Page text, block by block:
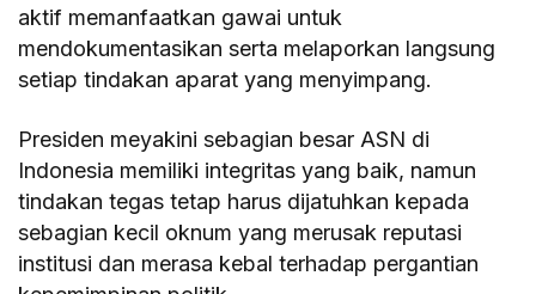
aktif memanfaatkan gawai untuk
mendokumentasikan serta melaporkan langsung
setiap tindakan aparat yang menyimpang.
​Presiden meyakini sebagian besar ASN di
Indonesia memiliki integritas yang baik, namun
tindakan tegas tetap harus dijatuhkan kepada
sebagian kecil oknum yang merusak reputasi
institusi dan merasa kebal terhadap pergantian